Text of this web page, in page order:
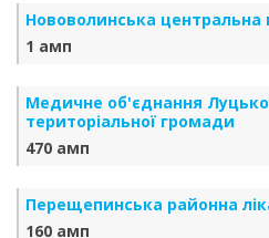
Нововолинська центральна
1 амп
Медичне об'єднання
територіальної громади
470 амп
Перещепинська районна
160 амп